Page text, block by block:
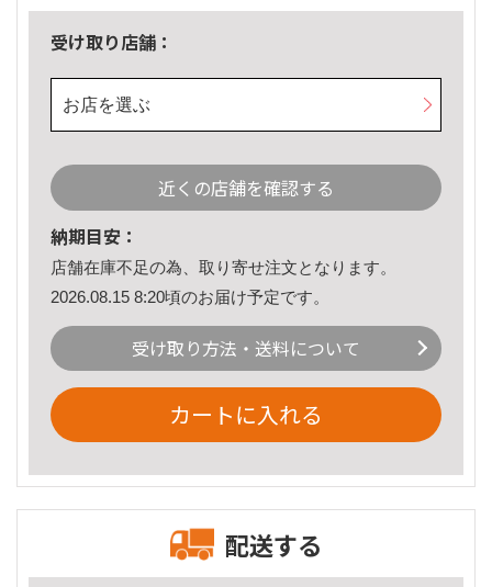
受け取り店舗：
お店を選ぶ
近くの店舗を確認する
納期目安：
店舗在庫不足の為、取り寄せ注文となります。
2026.08.15 8:20頃のお届け予定です。
受け取り方法・送料について
カートに入れる
配送する